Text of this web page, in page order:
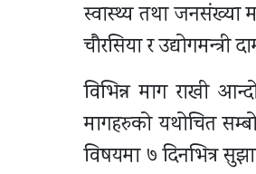
स्वास्थ्य तथा जनसंख्या
चौरसिया र
विभिन्न माग राखी
मागहरुको यथोचित
विषयमा ७ दिनभित्र